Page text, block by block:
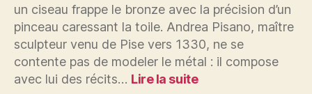
un ciseau frappe le bronze avec la précision d’un
pinceau caressant la toile. Andrea Pisano, maître
sculpteur venu de Pise vers 1330, ne se
contente pas de modeler le métal : il compose
avec lui des récits… Lire la suite: